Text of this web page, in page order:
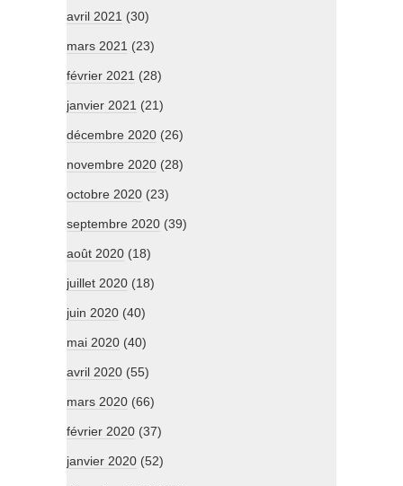
avril 2021 (30)
mars 2021 (23)
février 2021 (28)
janvier 2021 (21)
décembre 2020 (26)
novembre 2020 (28)
octobre 2020 (23)
septembre 2020 (39)
août 2020 (18)
juillet 2020 (18)
juin 2020 (40)
mai 2020 (40)
avril 2020 (55)
mars 2020 (66)
février 2020 (37)
janvier 2020 (52)